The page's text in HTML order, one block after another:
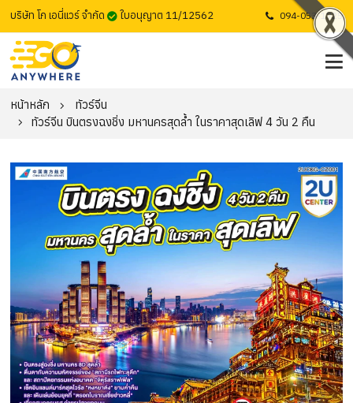
บริษัท โก เอนี่แวร์ จำกัด ใบอนุญาต 11/12562 094-053-1725
หน้าหลัก
ทัวร์จีน
ทัวร์จีน บินตรงฉงชิ่ง มหานครสุดล้ำ ในราคาสุดเลิฟ 4 วัน 2 คืน